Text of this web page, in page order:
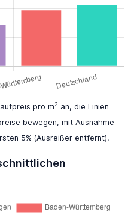
pro m2 an, die Linien
bewegen, mit Ausnahme
5% (Ausreißer entfernt).